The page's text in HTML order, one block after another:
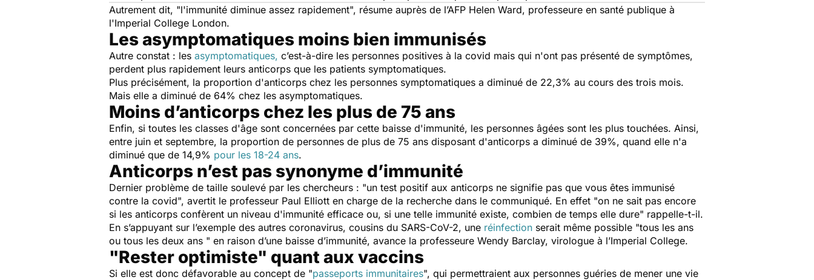
Autrement dit, "l'immunité diminue assez rapidement", résume auprès de l’AFP Helen Ward, professeure en santé publique à
l'Imperial College London.
Les asymptomatiques moins bien immunisés
Autre constat : les asymptomatiques, c’est-à-dire les personnes positives à la covid mais qui n'ont pas présenté de symptômes,
perdent plus rapidement leurs anticorps que les patients symptomatiques.
Plus précisément, la proportion d'anticorps chez les personnes symptomatiques a diminué de 22,3% au cours des trois mois.
Mais elle a diminué de 64% chez les asymptomatiques.
Moins d’anticorps chez les plus de 75 ans
Enfin, si toutes les classes d'âge sont concernées par cette baisse d'immunité, les personnes âgées sont les plus touchées. Ainsi,
entre juin et septembre, la proportion de personnes de plus de 75 ans disposant d'anticorps a diminué de 39%, quand elle n'a
diminué que de 14,9% pour les 18-24 ans.
Anticorps n’est pas synonyme d’immunité
Dernier problème de taille soulevé par les chercheurs : "un test positif aux anticorps ne signifie pas que vous êtes immunisé
contre la covid", avertit le professeur Paul Elliott en charge de la recherche dans le communiqué. En effet "on ne sait pas encore
si les anticorps confèrent un niveau d'immunité efficace ou, si une telle immunité existe, combien de temps elle dure" rappelle-t-il.
En s’appuyant sur l’exemple des autres coronavirus, cousins du SARS-CoV-2, une réinfection serait même possible "tous les ans
ou tous les deux ans " en raison d’une baisse d’immunité, avance la professeure Wendy Barclay, virologue à l’Imperial College.
"Rester optimiste" quant aux vaccins
Si elle est donc défavorable au concept de "passeports immunitaires", qui permettraient aux personnes guéries de mener une vie